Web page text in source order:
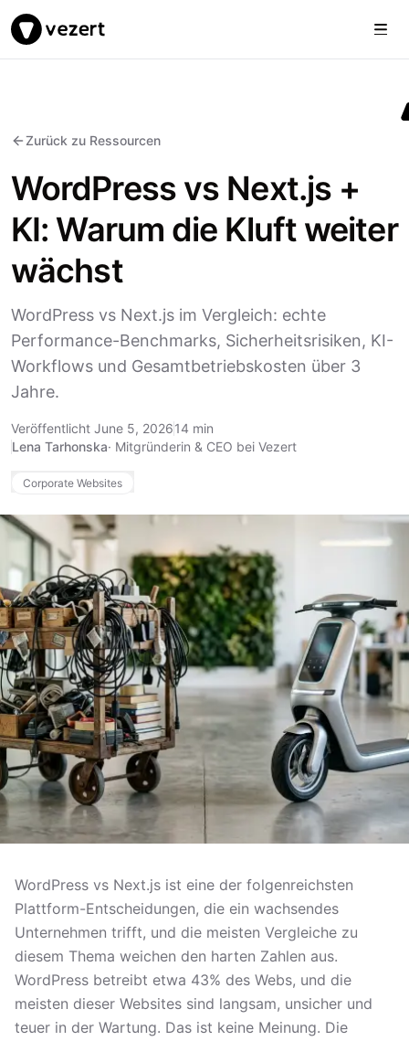
Vezert
Zurück zu Ressourcen
WordPress vs Next.js +
KI: Warum die Kluft weiter
wächst
WordPress vs Next.js im Vergleich: echte
Performance-Benchmarks, Sicherheitsrisiken, KI-
Workflows und Gesamtbetriebskosten über 3
Jahre.
Veröffentlicht June 5, 202614 min
Lena Tarhonska· Mitgründerin & CEO bei Vezert
Corporate Websites
WordPress vs Next.js ist eine der folgenreichsten
Plattform-Entscheidungen, die ein wachsendes
Unternehmen trifft, und die meisten Vergleiche zu
diesem Thema weichen den harten Zahlen aus.
WordPress betreibt etwa 43% des Webs, und die
meisten dieser Websites sind langsam, unsicher und
teuer in der Wartung. Das ist keine Meinung. Die